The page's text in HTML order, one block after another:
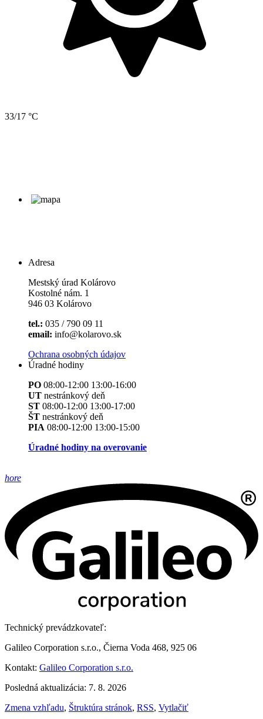
33/17 °C
Adresa
Mestský úrad Kolárovo
Kostolné nám. 1
946 03 Kolárovo
tel.: 035 / 790 09 11
email: info@kolarovo.sk
Ochrana osobných údajov
Úradné hodiny
PO 08:00-12:00 13:00-16:00
UT nestránkový deň
ST 08:00-12:00 13:00-17:00
ŠT nestránkový deň
PIA 08:00-12:00 13:00-15:00
Úradné hodiny na overovanie
hore
Technický prevádzkovateľ:
Galileo Corporation s.r.o., Čierna Voda 468, 925 06
Kontakt: Galileo Corporation s.r.o.
Posledná aktualizácia: 7. 8. 2026
Zmena vzhľadu, Štruktúra stránok, RSS, Vytlačiť